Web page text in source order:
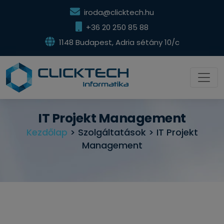
iroda@clicktech.hu
+36 20 250 85 88
1148 Budapest, Adria sétány 10/c
IT Projekt Management
Kezdőlap > Szolgáltatások > IT Projekt
Management